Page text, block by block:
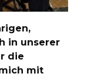
in unserer
die
mit